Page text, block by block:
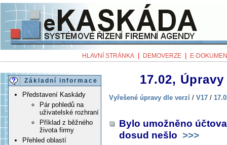
HLAVNÍ STRÁNKA DEMOVERZE E-
Základní informace
Představení Kaskády
Pár pohledů na
uživatelské rozhraní
Příklad z běžného
života firmy
Přehled oblastí
17.02,
Vyřešené úpravy dle verzí / V17 /
Bylo umožněno
dosud nešlo >>>